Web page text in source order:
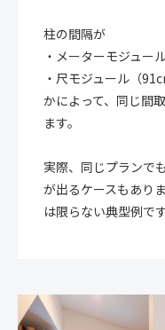
柱の間隔が
・メーターモジュー
・尺モジュール（
かによって、同じ間
ます。
実際、同じプランで
が出るケースもあり
は限らない典型例です